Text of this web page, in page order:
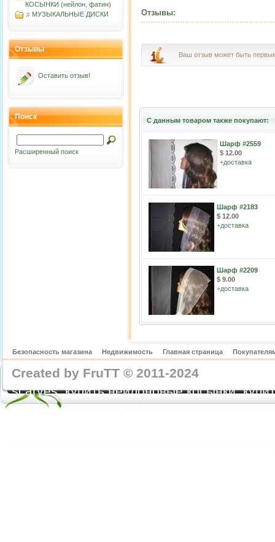
КОСЫНКИ (нейлон, фатин)
♫ МУЗЫКАЛЬНЫЕ ДИСКИ
Отзывы
Оставить отзыв!
Поиск
Расширенный поиск
Отзывы:
Ваш отзыв может быть
С данным товаром также покупают:
Шарф #2559
$ 12.00
+доставка
Шарф #2183
$ 12.00
+доставка
Шарф #2209
$ 9.00
+доставка
Безопасность магазина Недвижимость Главная страница
Created by FruTT © 2011-2024
scarves, купить нейлоновые косынки,
купить газовые косынки, купить